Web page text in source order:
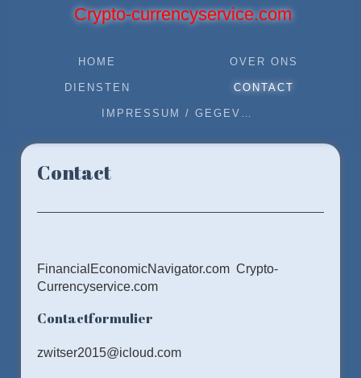
Crypto-currencyservice.com
HOME OVER ONS
DIENSTEN CONTACT
Contact
FinancialEconomicNavigator.com Crypto-
Currencyservice.com
Contactformulier
zwitser2015@icloud.com